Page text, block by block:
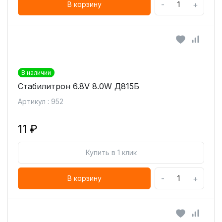
В корзину - +
В наличии
Стабилитрон 6.8V 8.0W Д815Б
Артикул : 952
11 ₽
Купить в 1 клик
В корзину - +